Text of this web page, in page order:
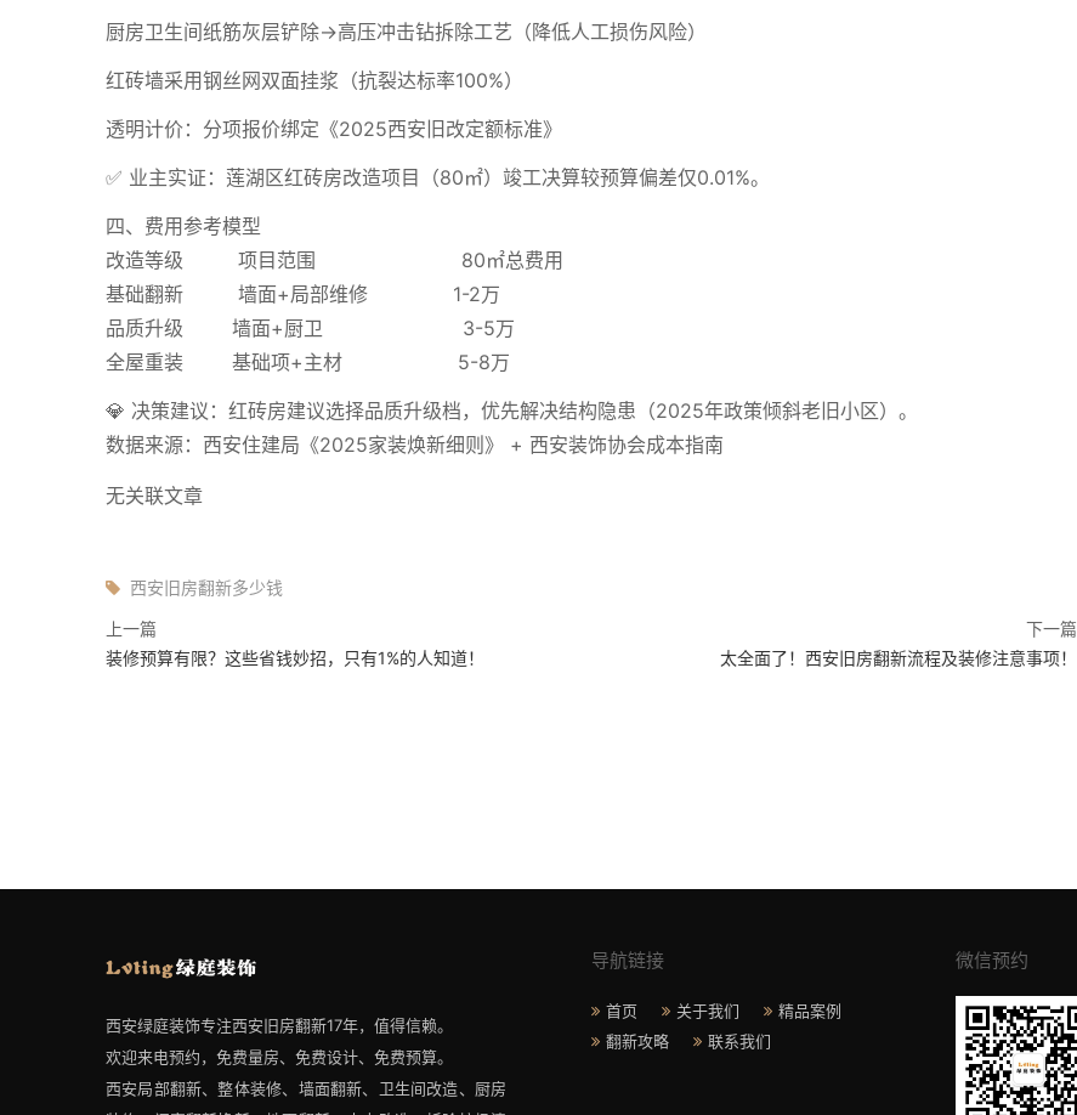
厨房卫生间纸筋灰层铲除→高压冲击钻拆除工艺（降低人工损伤风险）
红砖墙采用钢丝网双面挂浆（抗裂达标率100%）
透明计价：分项报价绑定《2025西安旧改定额标准》
✅ 业主实证：莲湖区红砖房改造项目（80㎡）竣工决算较预算偏差仅0.01%。
四、费用参考模型
改造等级 项目范围 80㎡总费用
基础翻新 墙面+局部维修 1-2万
品质升级 墙面+厨卫 3-5万
全屋重装 基础项+主材 5-8万
💎 决策建议：红砖房建议选择品质升级档，优先解决结构隐患（2025年政策倾斜老旧小区）。
数据来源：西安住建局《2025家装焕新细则》 + 西安装饰协会成本指南
无关联文章
西安旧房翻新多少钱
上一篇
装修预算有限？这些省钱妙招，只有1%的人知道！
下一篇
太全面了！西安旧房翻新流程及装修注意事项！
西安绿庭装饰专注西安旧房翻新17年，值得信赖。
欢迎来电预约，免费量房、免费设计、免费预算。
西安局部翻新、整体装修、墙面翻新、卫生间改造、厨房
导航链接
首页 关于我们
精品案例
翻新攻略
联系我们
微信预约